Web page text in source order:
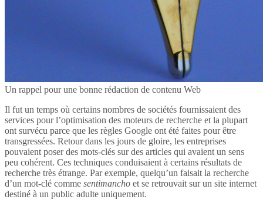
Un rappel pour une bonne rédaction de contenu Web
Il fut un temps où certains nombres de sociétés fournissaient des
services pour l’optimisation des moteurs de recherche et la plupart
ont survécu parce que les règles Google ont été faites pour être
transgressées. Retour dans les jours de gloire, les entreprises
pouvaient poser des mots-clés sur des articles qui avaient un sens
peu cohérent. Ces techniques conduisaient à certains résultats de
recherche très étrange. Par exemple, quelqu’un faisait la recherche
d’un mot-clé comme sentimancho et se retrouvait sur un site internet
destiné à un public adulte uniquement.